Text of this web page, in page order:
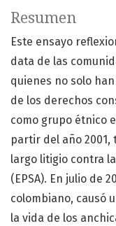
Resumen
Este ensayo
data de las
quienes no solo
de los derechos
como grupo étnico
partir del año
largo litigio contra
(EPSA). En julio de
colombiano, causó
la vida de los